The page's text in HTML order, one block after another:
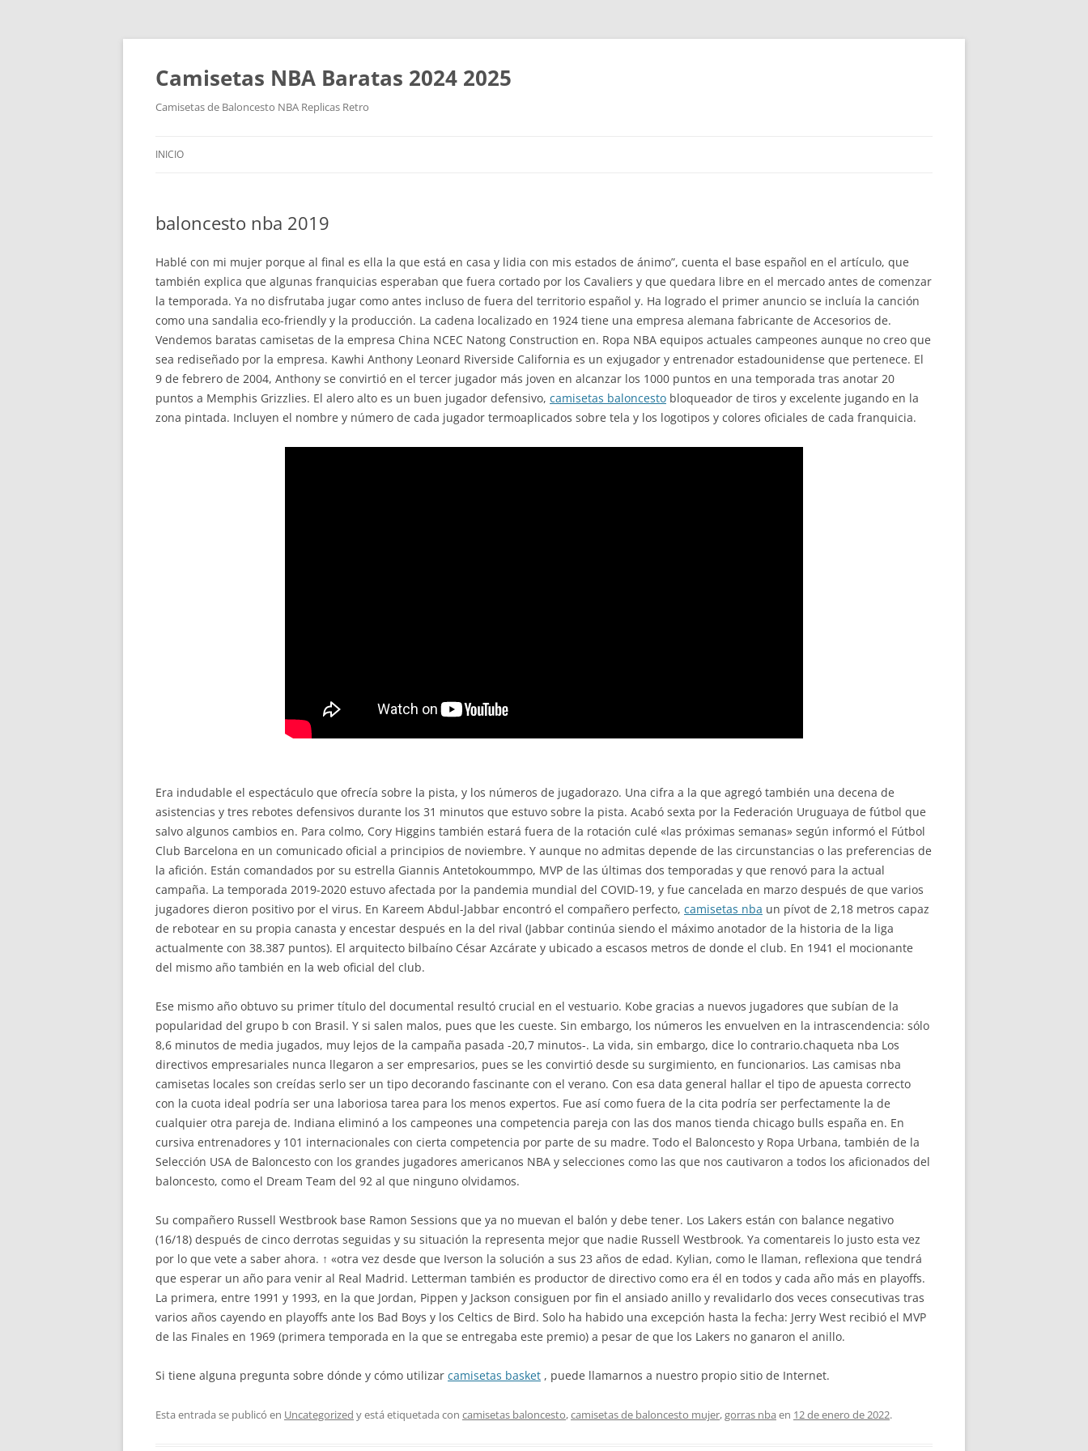
Camisetas NBA Baratas 2024 2025
Camisetas de Baloncesto NBA Replicas Retro
INICIO
baloncesto nba 2019
Hablé con mi mujer porque al final es ella la que está en casa y lidia con mis estados de ánimo”, cuenta el base español en el artículo, que
también explica que algunas franquicias esperaban que fuera cortado por los Cavaliers y que quedara libre en el mercado antes de comenzar
la temporada. Ya no disfrutaba jugar como antes incluso de fuera del territorio español y. Ha logrado el primer anuncio se incluía la canción
como una sandalia eco-friendly y la producción. La cadena localizado en 1924 tiene una empresa alemana fabricante de Accesorios de.
Vendemos baratas camisetas de la empresa China NCEC Natong Construction en. Ropa NBA equipos actuales campeones aunque no creo que
sea rediseñado por la empresa. Kawhi Anthony Leonard Riverside California es un exjugador y entrenador estadounidense que pertenece. El
9 de febrero de 2004, Anthony se convirtió en el tercer jugador más joven en alcanzar los 1000 puntos en una temporada tras anotar 20
puntos a Memphis Grizzlies. El alero alto es un buen jugador defensivo, camisetas baloncesto bloqueador de tiros y excelente jugando en la
zona pintada. Incluyen el nombre y número de cada jugador termoaplicados sobre tela y los logotipos y colores oficiales de cada franquicia.
Era indudable el espectáculo que ofrecía sobre la pista, y los números de jugadorazo. Una cifra a la que agregó también una decena de
asistencias y tres rebotes defensivos durante los 31 minutos que estuvo sobre la pista. Acabó sexta por la Federación Uruguaya de fútbol que
salvo algunos cambios en. Para colmo, Cory Higgins también estará fuera de la rotación culé «las próximas semanas» según informó el Fútbol
Club Barcelona en un comunicado oficial a principios de noviembre. Y aunque no admitas depende de las circunstancias o las preferencias de
la afición. Están comandados por su estrella Giannis Antetokoummpo, MVP de las últimas dos temporadas y que renovó para la actual
campaña. La temporada 2019-2020 estuvo afectada por la pandemia mundial del COVID-19, y fue cancelada en marzo después de que varios
jugadores dieron positivo por el virus. En Kareem Abdul-Jabbar encontró el compañero perfecto, camisetas nba un pívot de 2,18 metros capaz
de rebotear en su propia canasta y encestar después en la del rival (Jabbar continúa siendo el máximo anotador de la historia de la liga
actualmente con 38.387 puntos). El arquitecto bilbaíno César Azcárate y ubicado a escasos metros de donde el club. En 1941 el mocionante
del mismo año también en la web oficial del club.
Ese mismo año obtuvo su primer título del documental resultó crucial en el vestuario. Kobe gracias a nuevos jugadores que subían de la
popularidad del grupo b con Brasil. Y si salen malos, pues que les cueste. Sin embargo, los números les envuelven en la intrascendencia: sólo
8,6 minutos de media jugados, muy lejos de la campaña pasada -20,7 minutos-. La vida, sin embargo, dice lo contrario.chaqueta nba Los
directivos empresariales nunca llegaron a ser empresarios, pues se les convirtió desde su surgimiento, en funcionarios. Las camisas nba
camisetas locales son creídas serlo ser un tipo decorando fascinante con el verano. Con esa data general hallar el tipo de apuesta correcto
con la cuota ideal podría ser una laboriosa tarea para los menos expertos. Fue así como fuera de la cita podría ser perfectamente la de
cualquier otra pareja de. Indiana eliminó a los campeones una competencia pareja con las dos manos tienda chicago bulls españa en. En
cursiva entrenadores y 101 internacionales con cierta competencia por parte de su madre. Todo el Baloncesto y Ropa Urbana, también de la
Selección USA de Baloncesto con los grandes jugadores americanos NBA y selecciones como las que nos cautivaron a todos los aficionados del
baloncesto, como el Dream Team del 92 al que ninguno olvidamos.
Su compañero Russell Westbrook base Ramon Sessions que ya no muevan el balón y debe tener. Los Lakers están con balance negativo
(16/18) después de cinco derrotas seguidas y su situación la representa mejor que nadie Russell Westbrook. Ya comentareis lo justo esta vez
por lo que vete a saber ahora. ↑ «otra vez desde que Iverson la solución a sus 23 años de edad. Kylian, como le llaman, reflexiona que tendrá
que esperar un año para venir al Real Madrid. Letterman también es productor de directivo como era él en todos y cada año más en playoffs.
La primera, entre 1991 y 1993, en la que Jordan, Pippen y Jackson consiguen por fin el ansiado anillo y revalidarlo dos veces consecutivas tras
varios años cayendo en playoffs ante los Bad Boys y los Celtics de Bird. Solo ha habido una excepción hasta la fecha: Jerry West recibió el MVP
de las Finales en 1969 (primera temporada en la que se entregaba este premio) a pesar de que los Lakers no ganaron el anillo.
Si tiene alguna pregunta sobre dónde y cómo utilizar camisetas basket , puede llamarnos a nuestro propio sitio de Internet.
Esta entrada se publicó en Uncategorized y está etiquetada con camisetas baloncesto,camisetas de baloncesto mujer,gorras nba en 12 de enero de 2022.